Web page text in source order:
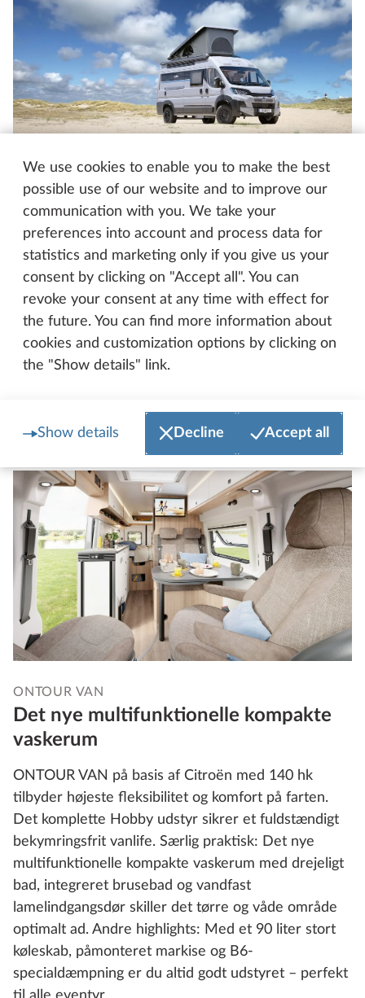
We use cookies to enable you to make the best
possible use of our website and to improve our
communication with you. We take your
preferences into account and process data for
statistics and marketing only if you give us your
consent by clicking on "Accept all". You can
revoke your consent at any time with effect for
the future. You can find more information about
cookies and customization options by clicking on
the "Show details" link.
Show details Decline Accept all
ONTOUR VAN 600 FT MED HÆVETAG
Vores van med hævetag
Din camper bliver endnu mere fleksibel med Rocket
Roof-hævetaget, flere sovepladser og ekstra
opbevaringsplads – og med yderligere Rocket
efter dine ønsker.
ONTOUR VAN
Det nye multifunktionelle kompakte
vaskerum
ONTOUR VAN på basis af Citroën med 140 hk
tilbyder højeste fleksibilitet og komfort på farten.
Det komplette Hobby udstyr sikrer et fuldstændigt
bekymringsfrit vanlife. Særlig praktisk: Det nye
multifunktionelle kompakte vaskerum med drejeligt
bad, integreret brusebad og vandfast
lamelindgangsdør skiller det tørre og våde område
optimalt ad. Andre highlights: Med et 90 liter stort
køleskab, påmonteret markise og B6-
specialdæmpning er du altid godt udstyret – perfekt